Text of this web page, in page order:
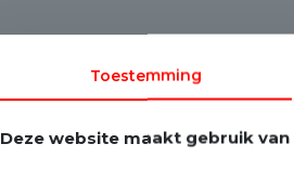
Grootte &
Toestemming
Deze website maakt gebruik